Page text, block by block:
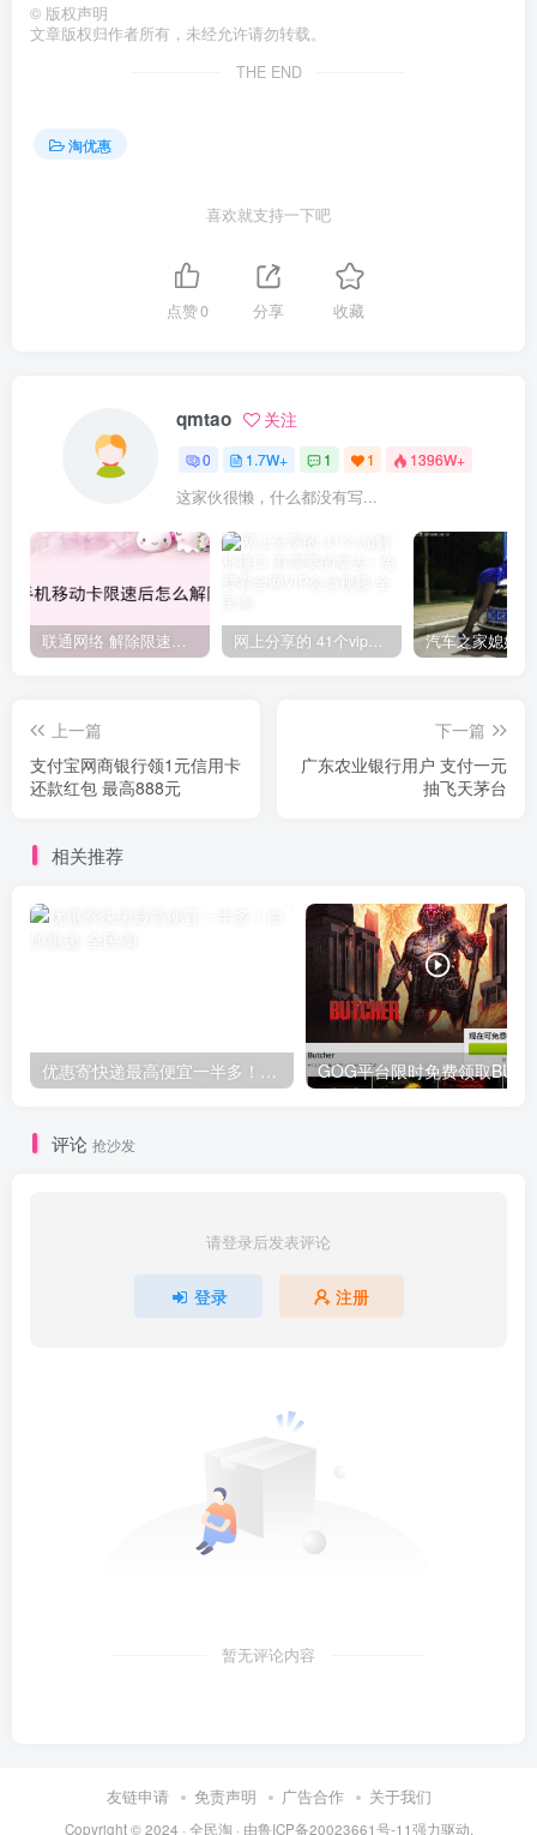
© 版权声明
文章版权归作者所有，未经允许请勿转载。
THE END
淘优惠
喜欢就支持一下吧
点赞0 分享 收藏
qmtao 关注
0 1.7W+ 1 1 1396W+
这家伙很懒，什么都没有写...
联通网络 解除限速方法参考！畅享、畅玩、老白干等及其它地区自测了 网上分享的 41个vip解析接口 有需要的拿去~ 免费看全网VIP会员视频
上一篇
支付宝网商银行领1元信用卡
还款红包 最高888元
下一篇
广东农业银行用户 支付一元
抽飞天茅台
相关推荐
优惠寄快递最高便宜一半多！白鸽惠递
评论 抢沙发
请登录后发表评论
登录 注册
暂无评论内容
友链申请 免责声明 广告合作 关于我们
Copyright © 2024 · 全民淘 · 由鲁ICP备20023661号-11强力驱动.